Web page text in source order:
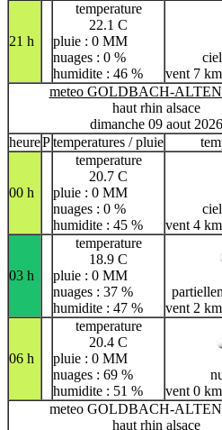
21 h
temperature
22.1 C
pluie : 0 MM
nuages : 0 %
humidite : 46 %
vent 7
meteo GOLDBACH-
haut rhin alsace
dimanche 09 aout 2026
heurePtemperatures / pluie
00 h
temperature
20.7 C
pluie : 0 MM
nuages : 0 %
humidite : 45 %
vent 4
03 h
temperature
18.9 C
pluie : 0 MM
nuages : 37 %
humidite : 47 %
vent 2
06 h
temperature
20.4 C
pluie : 0 MM
nuages : 69 %
humidite : 51 %
vent 0
meteo GOLDBACH-
haut rhin alsace